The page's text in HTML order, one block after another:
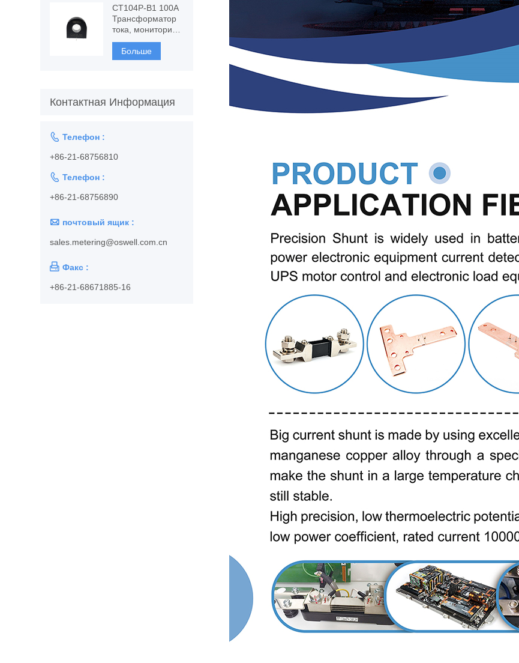
постоянного тока
CT104P-B1 100A
Трансформатор
тока, мониторинг
и защита
Больше
Контактная Информация
 Телефон :
+86-21-68756810
 Телефон :
+86-21-68756890
 почтовый ящик :
sales.metering@oswell.com.cn
 Факс :
+86-21-68671885-16